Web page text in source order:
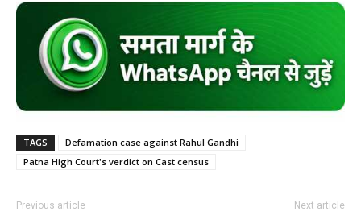
TAGS
Defamation case against Rahul Gandhi
Patna High Court's verdict on Cast census
Previous article Next article